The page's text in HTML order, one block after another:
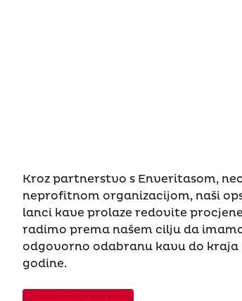
Kroz partnerstvo s Enveritasom,
neprofitnom organizacijom, naši
lanci kave prolaze redovite
radimo prema našem cilju da
odgovorno odabranu kavu do kraja
godine.